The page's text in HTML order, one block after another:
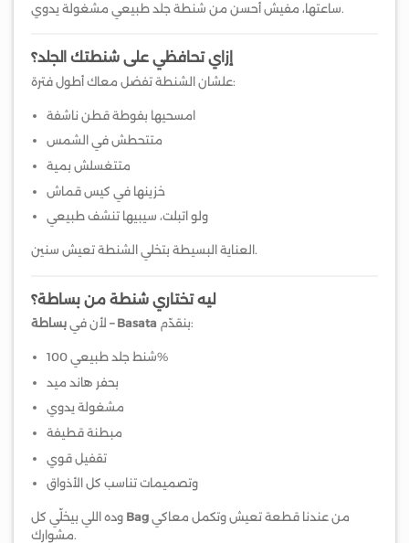
ساعتها، مفيش أحسن من شنطة جلد طبيعي مشغولة يدوي.
إزاي تحافظي على شنطتك الجلد؟
علشان الشنطة تفضل معاك أطول فترة:
امسحيها بفوطة قطن ناشفة
متتحطش في الشمس
متتغسلش بمية
خزينها في كيس قماش
ولو اتبلت، سيبيها تنشف طبيعي
العناية البسيطة بتخلي الشنطة تعيش سنين.
ليه تختاري شنطة من بساطة؟
لأن في بساطة – Basata بنقدّم:
شنط جلد طبيعي 100%
بحفر هاند ميد
مشغولة يدوي
مبطنة قطيفة
تقفيل قوي
وتصميمات تناسب كل الأذواق
Bag من عندنا قطعة تعيش وتكمل معاكي
مشوارك.